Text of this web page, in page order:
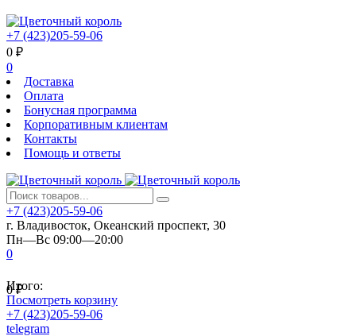
+7 (423)205-59-06
0 ₽
0
Доставка
Оплата
Бонусная программа
Корпоративным клиентам
Контакты
Помощь и ответы
+7 (423)205-59-06
г. Владивосток, Океанский проспект, 30
Пн—Вс 09:00—20:00
0
0₽
Итого:
Посмотреть корзину
+7 (423)205-59-06
telegram